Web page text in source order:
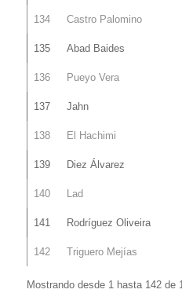
134 Castro Palomino
135 Abad Baides
136 Pueyo Vera
137 Jahn
138 El Hachimi
139 Diez Álvarez
140 Lad
141 Rodríguez Oliveira
142 Triguero Mejías
Mostrando desde 1 hasta 142 de